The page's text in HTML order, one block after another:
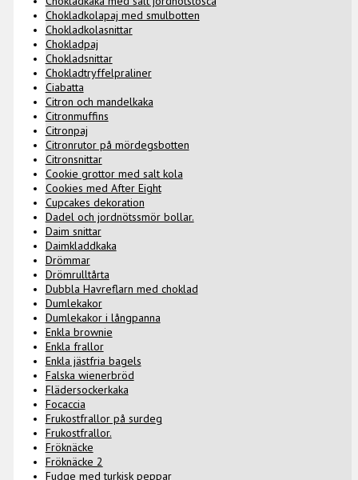
Chokladkolapaj med smulbotten
Chokladkolasnittar
Chokladpaj
Chokladsnittar
Chokladtryffelpraliner
Ciabatta
Citron och mandelkaka
Citronmuffins
Citronpaj
Citronrutor på mördegsbotten
Citronsnittar
Cookie grottor med salt kola
Cookies med After Eight
Cupcakes dekoration
Dadel och jordnötssmör bollar.
Daim snittar
Daimkladdkaka
Drömmar
Drömrulltårta
Dubbla Havreflarn med choklad
Dumlekakor
Dumlekakor i långpanna
Enkla brownie
Enkla frallor
Enkla jästfria bagels
Falska wienerbröd
Flädersockerkaka
Focaccia
Frukostfrallor på surdeg
Frukostfrallor.
Fröknäcke
Fröknäcke 2
Fudge med turkisk peppar